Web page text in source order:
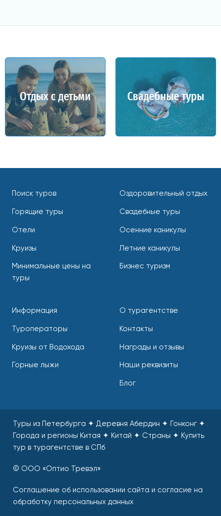
Отдых с детьми Свадебные туры
Поиск туров
Горящие туры
Отели
Круизы
Минимальные цены на
туры
Оздоровительный отдых
Свадебные туры
Осенние каникулы
Летние каникулы
Бизнес туризм
Информация
Туроператоры
Круизы от Водохода
Горные лыжи
О турагентстве
Контакты
Награды и отзывы
Наши реквизиты
Блог
Туры из Петербурга ✦ Деревня Абердин ✦ Гонконг ✦
Города и регионы Китая ✦ Китай ✦ Страны ✦ Купить
тур в турагентстве в СПб
© ООО «Оптио Тревэл»
Соглашение об использовании сайта и согласие на
обработку персональных данных